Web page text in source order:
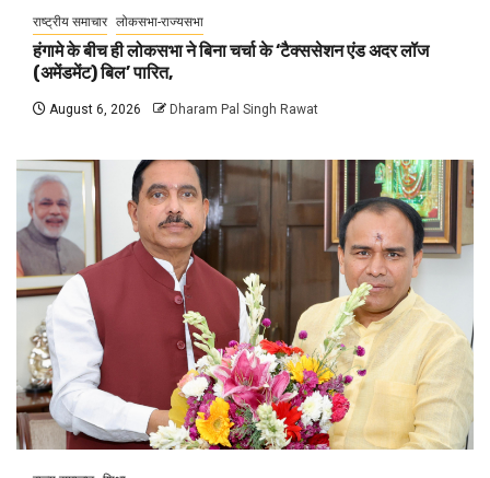
राष्ट्रीय समाचार लोकसभा-राज्यसभा
हंगामे के बीच ही लोकसभा ने बिना चर्चा के ‘टैक्ससेशन एंड अदर लॉज
(अमेंडमेंट) बिल’ पारित,
August 6, 2026 Dharam Pal Singh Rawat